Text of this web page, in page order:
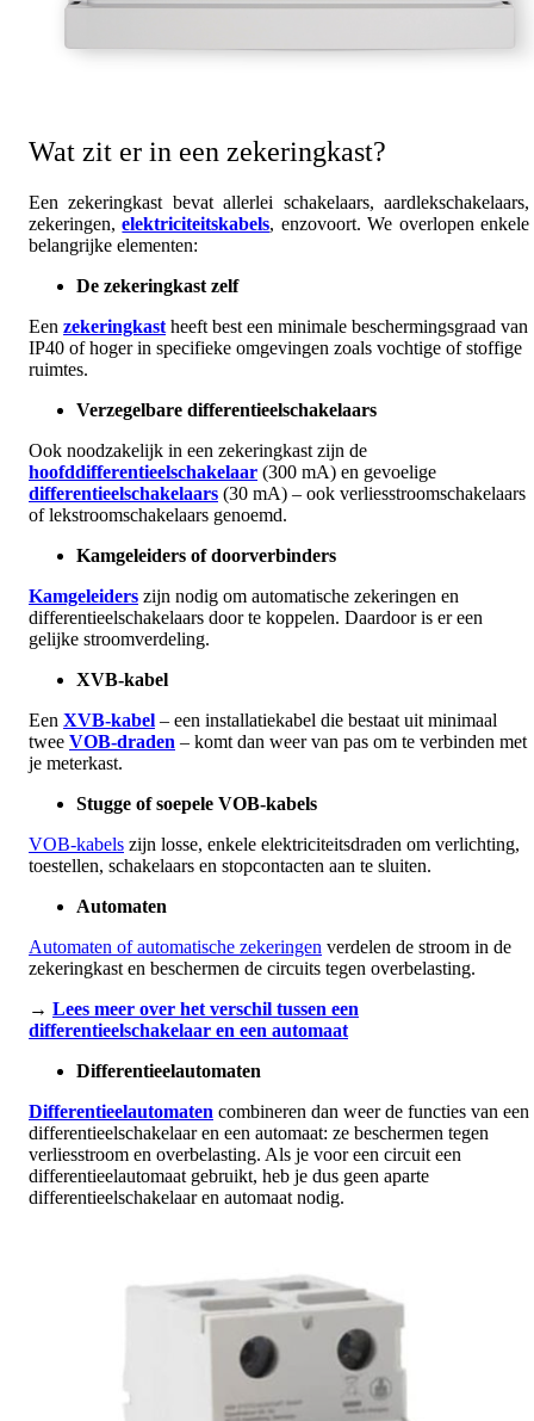
Wat zit er in een zekeringkast?
Een zekeringkast bevat allerlei schakelaars, aardlekschakelaars,
zekeringen,elektriciteitskabels, enzovoort. We overlopen enkele
belangrijke elementen:
De zekeringkast zelf
Een zekeringkast heeft best een minimale beschermingsgraad van
IP40 of hoger in specifieke omgevingen zoals vochtige of stoffige
ruimtes.
Verzegelbare differentieelschakelaars
Ook noodzakelijk in een zekeringkast zijn de
hoofddifferentieelschakelaar (300 mA) en gevoelige
differentieelschakelaars (30 mA) – ook verliesstroomschakelaars
of lekstroomschakelaars genoemd.
Kamgeleiders of doorverbinders
Kamgeleiders zijn nodig om automatische zekeringen en
differentieelschakelaars door te koppelen. Daardoor is er een
gelijke stroomverdeling.
XVB-kabel
Een XVB-kabel – een installatiekabel die bestaat uit minimaal
twee VOB-draden – komt dan weer van pas om te verbinden met
je meterkast.
Stugge of soepele VOB-kabels
VOB-kabels zijn losse, enkele elektriciteitsdraden om verlichting,
toestellen, schakelaars en stopcontacten aan te sluiten.
Automaten
Automaten of automatische zekeringen verdelen de stroom in de
zekeringkast en beschermen de circuits tegen overbelasting.
→ Lees meer over het verschil tussen een
differentieelschakelaar en een automaat
Differentieelautomaten
Differentieelautomaten combineren dan weer de functies van een
differentieelschakelaar en een automaat: ze beschermen tegen
verliesstroom en overbelasting. Als je voor een circuit een
differentieelautomaat gebruikt, heb je dus geen aparte
differentieelschakelaar en automaat nodig.